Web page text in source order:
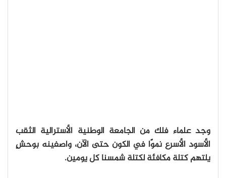
وجد علماء فلك من الجامعة الوطنية الأسترالية الثقب
الأسود الأسرع نموًا في الكون حتى الآن، واصفينه بوحشٍ
يلتهم كتلة مكافئة لكتلة شمسنا كل يومين.